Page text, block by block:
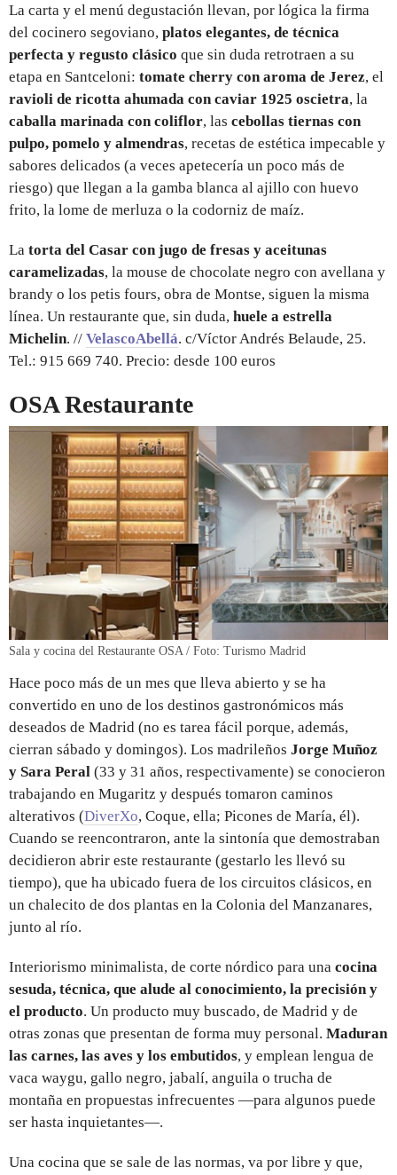
La carta y el menú degustación llevan, por lógica la firma
del cocinero segoviano, platos elegantes, de técnica
perfecta y regusto clásico que sin duda retrotraen a su
etapa en Santceloni: tomate cherry con aroma de Jerez, el
ravioli de ricotta ahumada con caviar 1925 oscietra, la
caballa marinada con coliflor, las cebollas tiernas con
pulpo, pomelo y almendras, recetas de estética impecable y
sabores delicados (a veces apetecería un poco más de
riesgo) que llegan a la gamba blanca al ajillo con huevo
frito, la lome de merluza o la codorniz de maíz.
La torta del Casar con jugo de fresas y aceitunas
caramelizadas, la mouse de chocolate negro con avellana y
brandy o los petis fours, obra de Montse, siguen la misma
línea. Un restaurante que, sin duda, huele a estrella
Michelin. // VelascoAbellá. c/Víctor Andrés Belaude, 25.
Tel.: 915 669 740. Precio: desde 100 euros
OSA Restaurante
Sala y cocina del Restaurante OSA / Foto: Turismo Madrid
Hace poco más de un mes que lleva abierto y se ha
convertido en uno de los destinos gastronómicos más
deseados de Madrid (no es tarea fácil porque, además,
cierran sábado y domingos). Los madrileños Jorge Muñoz
y Sara Peral (33 y 31 años, respectivamente) se conocieron
trabajando en Mugaritz y después tomaron caminos
alterativos (DiverXo, Coque, ella; Picones de María, él).
Cuando se reencontraron, ante la sintonía que demostraban
decidieron abrir este restaurante (gestarlo les llevó su
tiempo), que ha ubicado fuera de los circuitos clásicos, en
un chalecito de dos plantas en la Colonia del Manzanares,
junto al río.
Interiorismo minimalista, de corte nórdico para una cocina
sesuda, técnica, que alude al conocimiento, la precisión y
el producto. Un producto muy buscado, de Madrid y de
otras zonas que presentan de forma muy personal. Maduran
las carnes, las aves y los embutidos, y emplean lengua de
vaca waygu, gallo negro, jabalí, anguila o trucha de
montaña en propuestas infrecuentes —para algunos puede
ser hasta inquietantes—.
Una cocina que se sale de las normas, va por libre y que,